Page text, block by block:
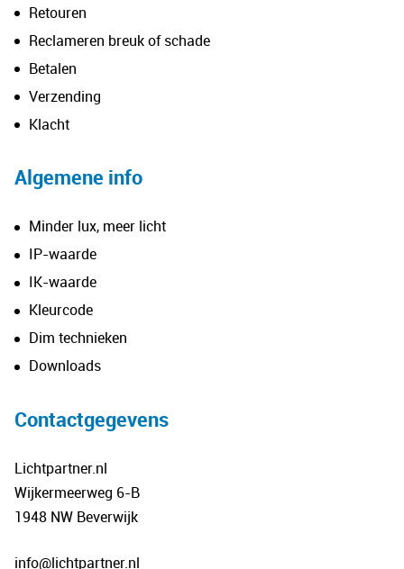
Retouren
Reclameren breuk of schade
Betalen
Verzending
Klacht
Algemene info
Minder lux, meer licht
IP-waarde
IK-waarde
Kleurcode
Dim technieken
Downloads
Contactgegevens
Lichtpartner.nl
Wijkermeerweg 6-B
1948 NW Beverwijk
info@lichtpartner.nl